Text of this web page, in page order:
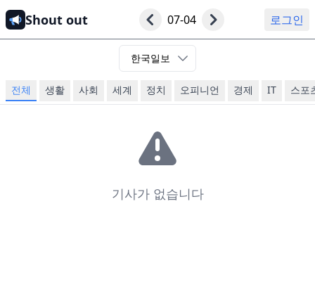
Shout out 07-04 로그인
한국일보
전체 생활 사회 세계 정치 오피니언 경제 IT 스포
기사가 없습니다